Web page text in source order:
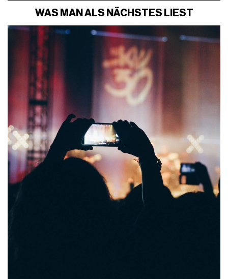
WAS MAN ALS NÄCHSTES LIEST